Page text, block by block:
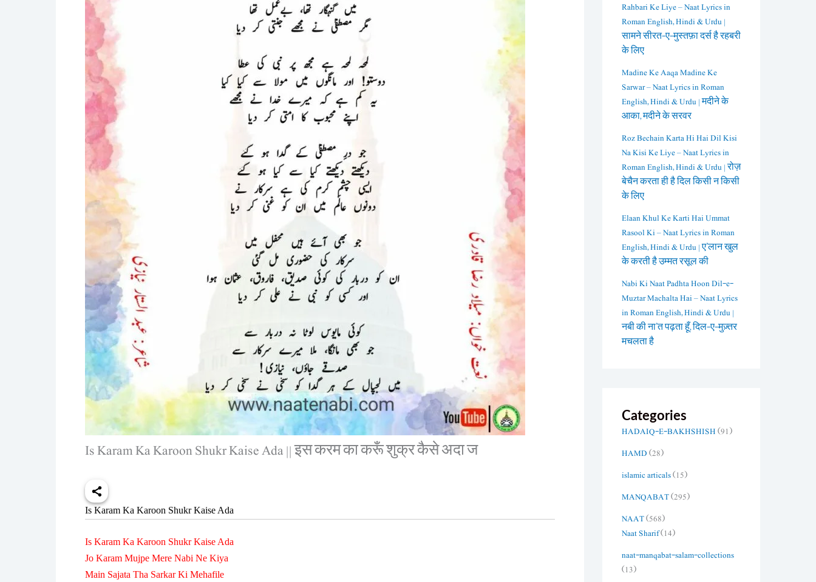
Is Karam Ka Karoon Shukr Kaise Ada || इस करम का करूँ शुक्र कैसे अदा ज
Is Karam Ka Karoon Shukr Kaise Ada
Is Karam Ka Karoon Shukr Kaise Ada
Jo Karam Mujpe Mere Nabi Ne Kiya
Main Sajata Tha Sarkar Ki Mehafile
Rahbari Ke Liye – Naat Lyrics in
Roman English, Hindi & Urdu |
सामने सीरत-ए-मुस्तफ़ा दर्स है रहबरी
के लिए
Madine Ke Aaqa Madine Ke
Sarwar – Naat Lyrics in Roman
English, Hindi & Urdu | मदीने के
आका, मदीने के सरवर
Roz Bechain Karta Hi Hai Dil Kisi
Na Kisi Ke Liye – Naat Lyrics in
Roman English, Hindi & Urdu | रोज़
बेचैन करता ही है दिल किसी न किसी
के लिए
Elaan Khul Ke Karti Hai Ummat
Rasool Ki – Naat Lyrics in Roman
English, Hindi & Urdu | ए’लान खुल
के करती है उम्मत रसूल की
Nabi Ki Naat Padhta Hoon Dil-e-
Muztar Machalta Hai – Naat Lyrics
in Roman English, Hindi & Urdu |
नबी की ना’त पढ़ता हूँ, दिल-ए-मुज़्तर
मचलता है
Categories
HADAIQ-E-BAKHSHISH(91)
HAMD(28)
islamic articals(15)
MANQABAT(295)
NAAT(568)
Naat Sharif(14)
naat-manqabat-salam-collections
(13)